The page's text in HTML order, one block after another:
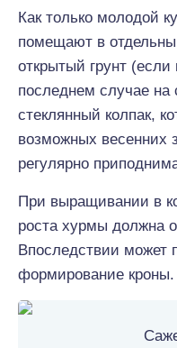
Как только молодой
помещают в
открытый грунт
последнем случае на
стеклянный колпак,
возможных весенних
регулярно
При выращивании в
роста хурмы должна
Впоследствии может
формирование кроны.